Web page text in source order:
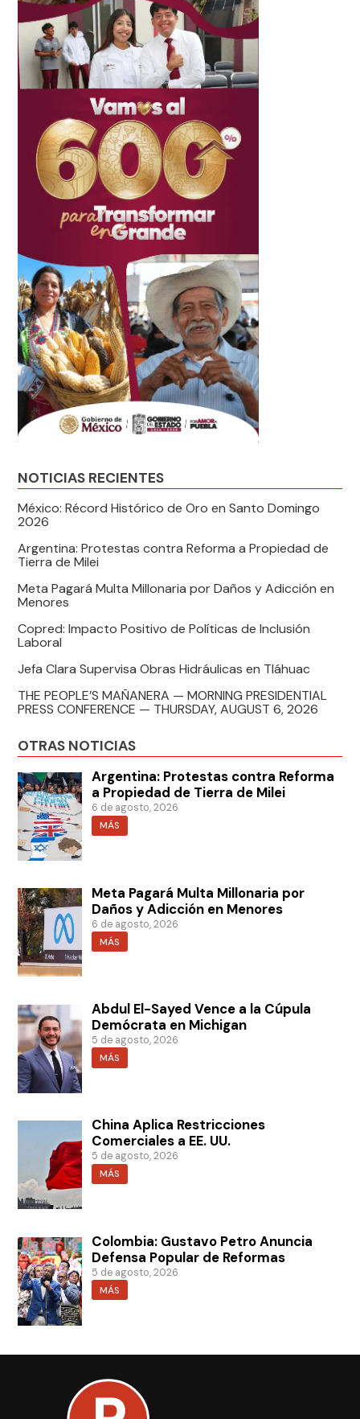
NOTICIAS RECIENTES
México: Récord Histórico de Oro en Santo Domingo
2026
Argentina: Protestas contra Reforma a Propiedad de
Tierra de Milei
Meta Pagará Multa Millonaria por Daños y Adicción en
Menores
Copred: Impacto Positivo de Políticas de Inclusión
Laboral
Jefa Clara Supervisa Obras Hidráulicas en Tláhuac
THE PEOPLE’S MAÑANERA — MORNING PRESIDENTIAL
PRESS CONFERENCE — THURSDAY, AUGUST 6, 2026
OTRAS NOTICIAS
Argentina: Protestas contra Reforma
a Propiedad de Tierra de Milei
6 de agosto, 2026
MÁS
Meta Pagará Multa Millonaria por
Daños y Adicción en Menores
6 de agosto, 2026
MÁS
Abdul El-Sayed Vence a la Cúpula
Demócrata en Michigan
5 de agosto, 2026
MÁS
China Aplica Restricciones
Comerciales a EE. UU.
5 de agosto, 2026
MÁS
Colombia: Gustavo Petro Anuncia
Defensa Popular de Reformas
5 de agosto, 2026
MÁS